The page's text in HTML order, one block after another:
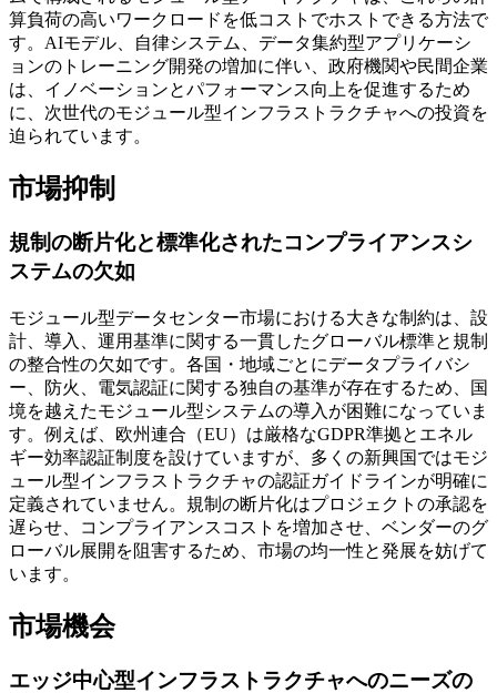
算負荷の高いワークロードを低コストでホストできる方法で
す。AIモデル、自律システム、データ集約型アプリケーシ
ョンのトレーニング開発の増加に伴い、政府機関や民間企業
は、イノベーションとパフォーマンス向上を促進するため
に、次世代のモジュール型インフラストラクチャへの投資を
迫られています。
市場抑制
規制の断片化と標準化されたコンプライアンスシ
ステムの欠如
モジュール型データセンター市場における大きな制約は、設
計、導入、運用基準に関する一貫したグローバル標準と規制
の整合性の欠如です。各国・地域ごとにデータプライバシ
ー、防火、電気認証に関する独自の基準が存在するため、国
境を越えたモジュール型システムの導入が困難になっていま
す。例えば、欧州連合（EU）は厳格なGDPR準拠とエネル
ギー効率認証制度を設けていますが、多くの新興国ではモジ
ュール型インフラストラクチャの認証ガイドラインが明確に
定義されていません。規制の断片化はプロジェクトの承認を
遅らせ、コンプライアンスコストを増加させ、ベンダーのグ
ローバル展開を阻害するため、市場の均一性と発展を妨げて
います。
市場機会
エッジ中心型インフラストラクチャへのニーズの